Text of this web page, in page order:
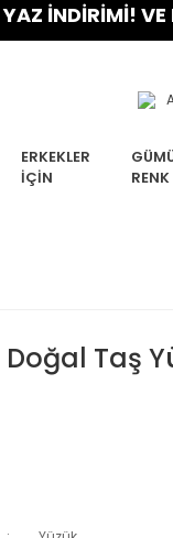
VE
ERKEKLER
İÇIN
RENK
Taş